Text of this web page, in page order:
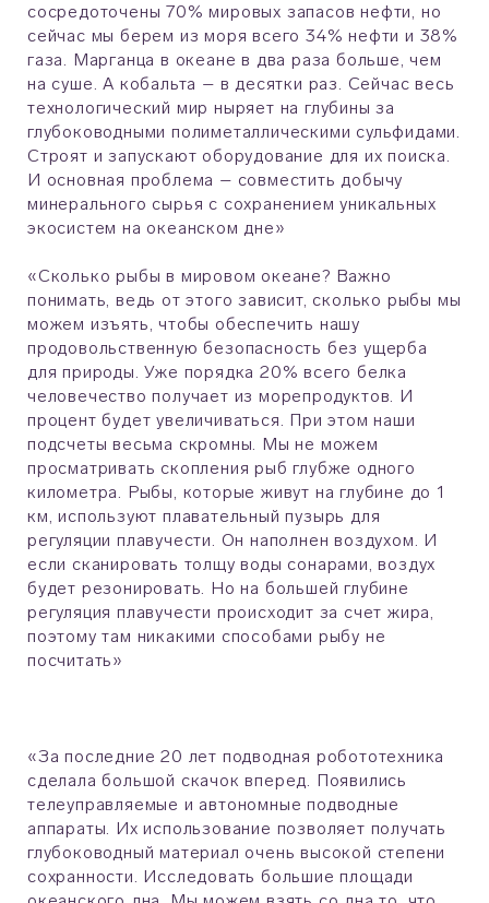
сосредоточены 70% мировых запасов нефти, но
сейчас мы берем из моря всего 34% нефти и 38%
газа. Марганца в океане в два раза больше, чем
на суше. А кобальта – в десятки раз. Сейчас весь
технологический мир ныряет на глубины за
глубоководными полиметаллическими сульфидами.
Строят и запускают оборудование для их поиска.
И основная проблема – совместить добычу
минерального сырья с сохранением уникальных
экосистем на океанском дне»
«Сколько рыбы в мировом океане? Важно
понимать, ведь от этого зависит, сколько рыбы мы
можем изъять, чтобы обеспечить нашу
продовольственную безопасность без ущерба
для природы. Уже порядка 20% всего белка
человечество получает из морепродуктов. И
процент будет увеличиваться. При этом наши
подсчеты весьма скромны. Мы не можем
просматривать скопления рыб глубже одного
километра. Рыбы, которые живут на глубине до 1
км, используют плавательный пузырь для
регуляции плавучести. Он наполнен воздухом. И
если сканировать толщу воды сонарами, воздух
будет резонировать. Но на большей глубине
регуляция плавучести происходит за счет жира,
поэтому там никакими способами рыбу не
посчитать»
«За последние 20 лет подводная робототехника
сделала большой скачок вперед. Появились
телеуправляемые и автономные подводные
аппараты. Их использование позволяет получать
глубоководный материал очень высокой степени
сохранности. Исследовать большие площади